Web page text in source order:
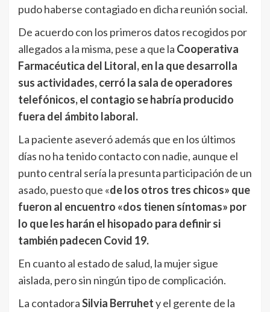
pudo haberse contagiado en dicha reunión social.
De acuerdo con los primeros datos recogidos por
allegados a la misma, pese a que la Cooperativa
Farmacéutica del Litoral, en la que desarrolla
sus actividades, cerró la sala de operadores
telefónicos, el contagio se habría producido
fuera del ámbito laboral.
La paciente aseveró además que en los últimos
días no ha tenido contacto con nadie, aunque el
punto central sería la presunta participación de un
asado, puesto que «de los otros tres chicos» que
fueron al encuentro «dos tienen síntomas» por
lo que les harán el hisopado para definir si
también padecen Covid 19.
En cuanto al estado de salud, la mujer sigue
aislada, pero sin ningún tipo de complicación.
La contadoraSilvia Berruhety el gerente de la